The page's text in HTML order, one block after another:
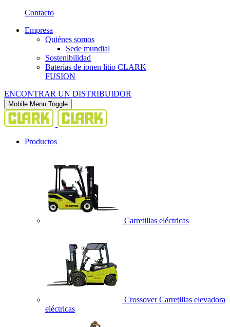
Contacto
Empresa
Quiénes somos
Sede mundial
Sostenibilidad
Baterías de ionen litio CLARK
FUSION
ENCONTRAR UN DISTRIBUIDOR
Mobile Menu Toggle
Productos
Carretillas eléctricas
Crossover Carretillas elevadora
eléctricas